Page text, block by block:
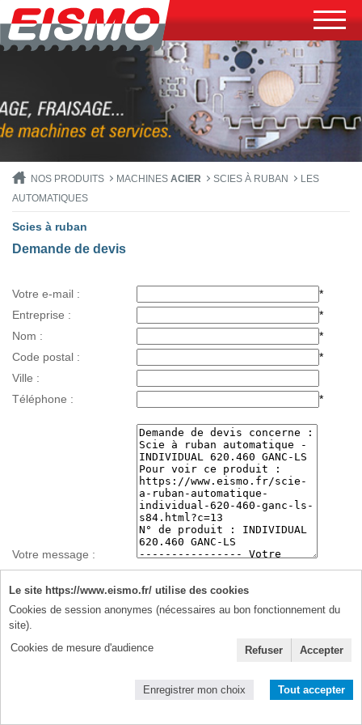
NOS PRODUITS MACHINES ACIER SCIES À RUBAN
LES
AUTOMATIQUES
Scies à ruban
Demande de devis
Votre e-mail :
*
Entreprise :
*
Nom :
*
Code postal :
*
Ville :
Téléphone :
*
Votre message :
Données personnelles :
J'accepte de recevoir à cette adresse des informations et des
offres promotionnelles ponctuelles uniquement de votre part (je
J'accepte la politique de protection des données personnelles
Le site https://www.eismo.fr/ utilise des cookies
Cookies de session anonymes (nécessaires au bon fonctionnement du
site).
Cookies de mesure d'audience
Refuser Accepter
Enregistrer mon choix Tout accepter